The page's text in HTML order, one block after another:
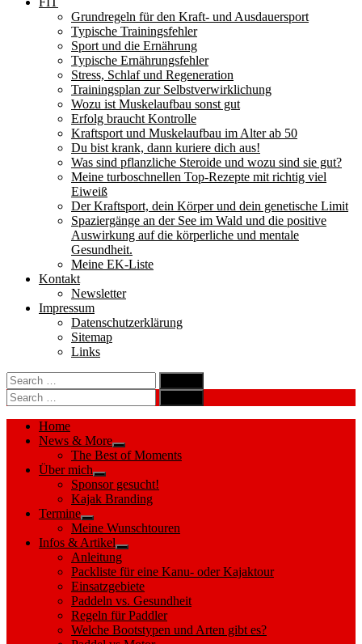
Grundregeln für den Kraft- und Ausdauersport
Typische Trainingsfehler
Sport und die Ernährung
Typische Ernährungsfehler
Stress, Schlaf und Regeneration
Trainingsplan zur Selbstverwirklichung
Wozu ist Muskelaufbau sonst gut
Erfolg braucht Kontrolle
Kraftsport und Muskelaufbau im Alter ab 50
Du bist krank, dann kuriere dich aus!
Was sind pflanzliche Steroide und wozu sind sie gut?
Meine turboschnellen Top-Rezepte mit richtig viel
Eiweiß
Der Kraftsport, dein Körper und dein genetische Limit
Spaziergänge an der See im Wald und die positive
Auswirkung auf die körperliche und mentale
Gesundheit.
Meine EK-Liste
Kontakt
Newsletter
Impressum
Datenschutzerklärung
Sitemap
Links
Search
for:
Search
Search
for:
Search
Home
News & More
Show
sub
The Best of Moments
Über mich
Show
sub
menu
Sponsor gesucht!
Kajak Branding
Termine
Show
sub
menu
Meine Wunschtouren
Infos & Artikel
Show
sub
menu
Anleitung
Packliste für eine Kanu- oder Kajaktour
Einsatzgebiete
Paddeln vs. Gesundheit
Regeln für Paddler
Welche Bootstypen und Arten gibt es?